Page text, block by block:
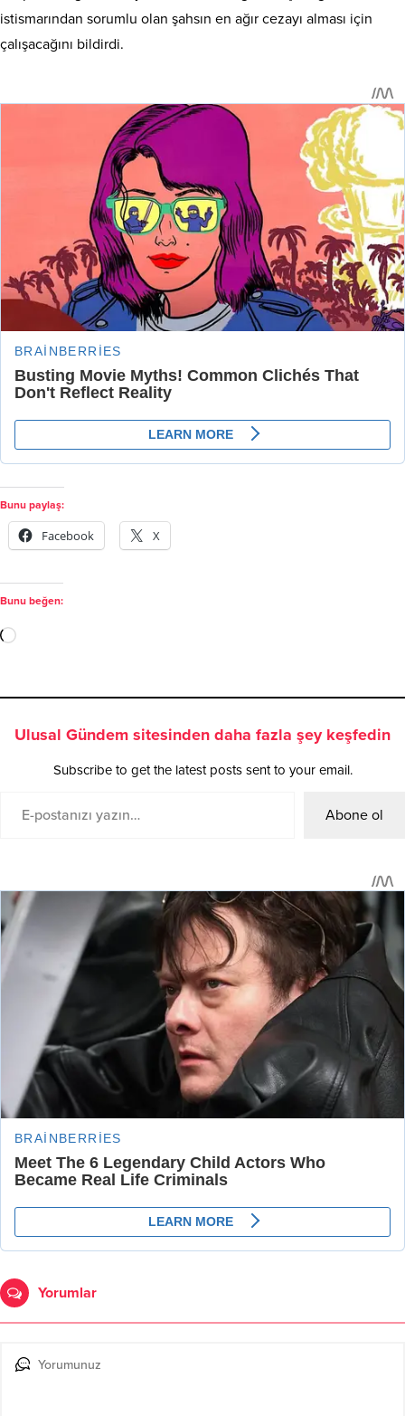
istismarından sorumlu olan şahsın en ağır cezayı alması için
çalışacağını bildirdi.
Bunu paylaş:
Facebook X
Bunu beğen:
Ulusal Gündem sitesinden daha fazla şey keşfedin
Subscribe to get the latest posts sent to your email.
Abone ol
Yorumlar